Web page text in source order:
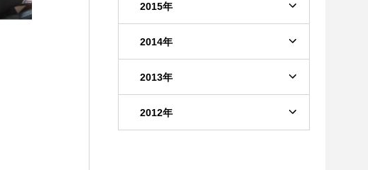
2015年
2014年
2013年
2012年